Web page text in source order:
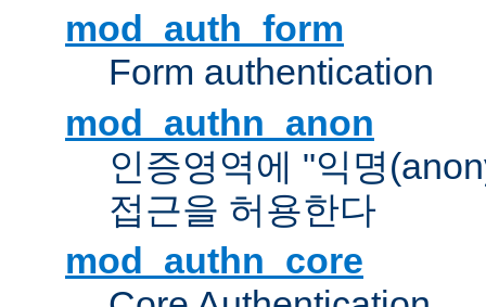
mod_auth_form
Form authentication
mod_authn_anon
인증영역에 "익명
접근을 허용한다
mod_authn_core